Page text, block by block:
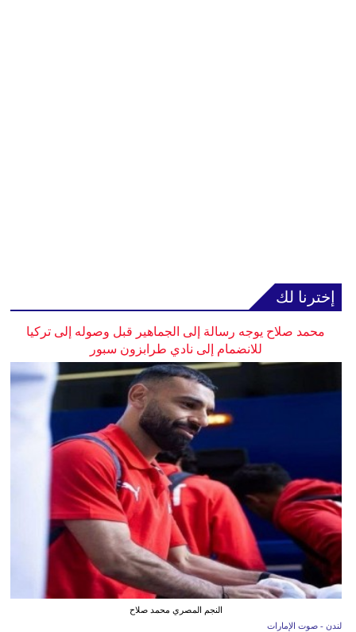
إخترنا لك
محمد صلاح يوجه رسالة إلى الجماهير قبل وصوله إلى تركيا
للانضمام إلى نادي طرابزون سبور
النجم المصري محمد صلاح
لندن - صوت الإمارات